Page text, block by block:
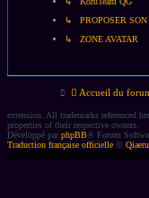
↳ PROPOSER SON
↳ ZONE AVATAR
Accueil du
extension. All trademarks referenced
properties of their respective owners.
Développé parphpBB® Forum
Traduction française officielle © Qiaeru